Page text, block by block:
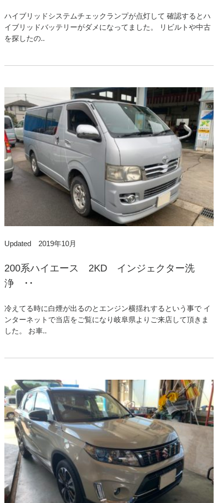
ハイブリッドシステムチェックランプが点灯して 確認するとハ
イブリッドバッテリーがダメになってました。 リビルトや中古
を探したの..
Updated 2019年10月
200系ハイエース 2KD インジェクター洗
浄 ･･
冷えてる時に白煙が出るのとエンジン横揺れするという事で イ
ンターネットで当店をご覧になり岐阜県よりご来店して頂きま
した。 お車..